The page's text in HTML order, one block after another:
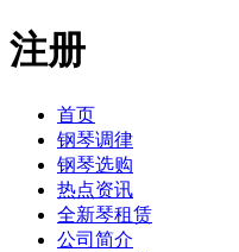
注册
首页
钢琴调律
钢琴选购
热点资讯
全新琴租赁
公司简介